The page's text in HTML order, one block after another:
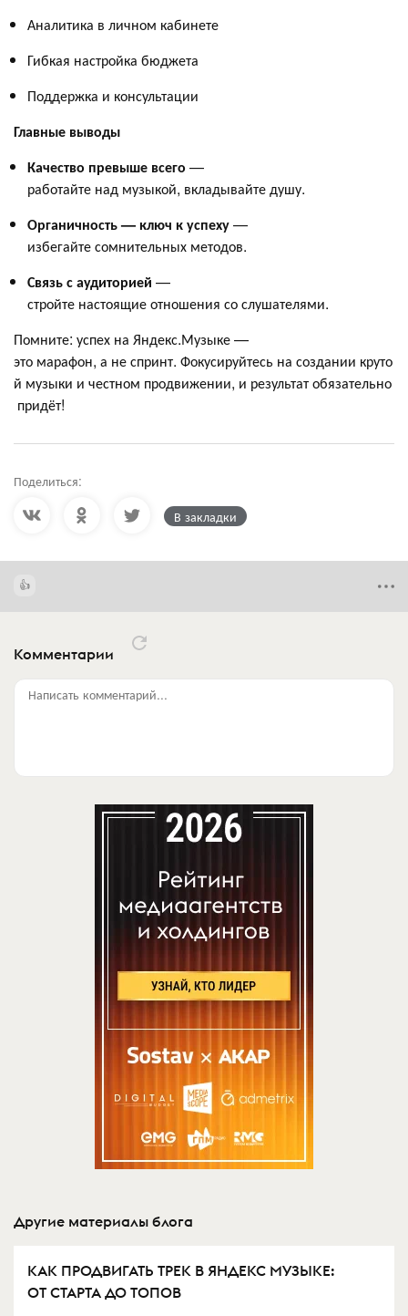
Аналитика в личном кабинете
Гибкая настройка бюджета
Поддержка и консультации
Главные выводы
Качество превыше всего —
работайте над музыкой, вкладывайте душу.
Органичность — ключ к успеху—
избегайте сомнительных методов.
Связь с аудиторией —
стройте настоящие отношения со слушателями.
Помните: успех на Яндекс.Музыке —
это марафон, а не спринт. Фокусируйтесь на создании круто
й музыки и честном продвижении, и результат обязательно
придёт!
Поделиться:
В закладки
Комментарии
Написать комментарий...
Другие материалы блога
КАК ПРОДВИГАТЬ ТРЕК В ЯНДЕКС МУЗЫКЕ:
ОТ СТАРТА ДО ТОПОВ